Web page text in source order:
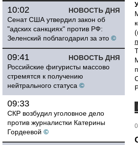
НОВОСТЬ ДНЯ
10:02
Сенат США утвердил закон об
"адских санкциях" против РФ:
Зеленский поблагодарил за это ©
НОВОСТЬ ДНЯ
09:41
Российские фигуристы массово
стремятся к получению
нейтрального статуса ©
09:33
СКР возбудил уголовное дело
против журналистки Катерины
Гордеевой ©